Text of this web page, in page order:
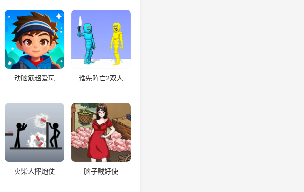
动脑筋超爱玩 谁先阵亡2双人
火柴人摔炮仗 脑子贼好使